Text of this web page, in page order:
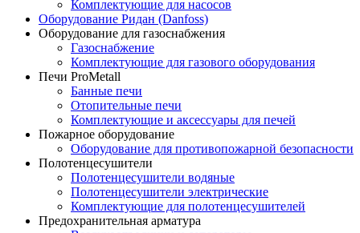
Комплектующие для насосов
Оборудование Ридан (Danfoss)
Оборудование для газоснабжения
Газоснабжение
Комплектующие для газового оборудования
Печи ProMetall
Банные печи
Отопительные печи
Комплектующие и аксессуары для печей
Пожарное оборудование
Оборудование для противопожарной безопасности
Полотенцесушители
Полотенцесушители водяные
Полотенцесушители электрические
Комплектующие для полотенцесушителей
Предохранительная арматура